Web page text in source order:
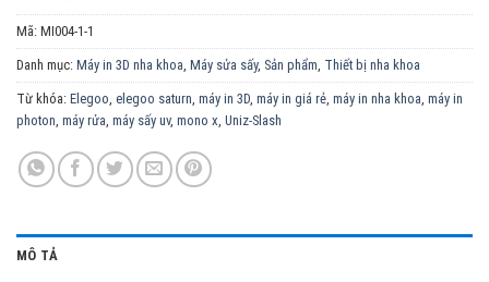
Mã: MI004-1-1
Danh mục: Máy in 3D nha khoa, Máy sửa sấy, Sản phẩm, Thiết bị nha khoa
Từ khóa: Elegoo, elegoo saturn, máy in 3D, máy in giá rẻ, máy in nha khoa, máy in
photon, máy rửa, máy sấy uv, mono x, Uniz-Slash
MÔ TẢ